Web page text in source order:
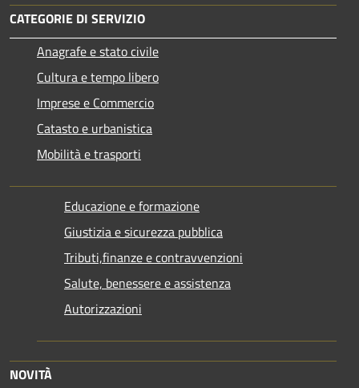
CATEGORIE DI SERVIZIO
Anagrafe e stato civile
Cultura e tempo libero
Imprese e Commercio
Catasto e urbanistica
Mobilità e trasporti
Educazione e formazione
Giustizia e sicurezza pubblica
Tributi,finanze e contravvenzioni
Salute, benessere e assistenza
Autorizzazioni
NOVITÀ